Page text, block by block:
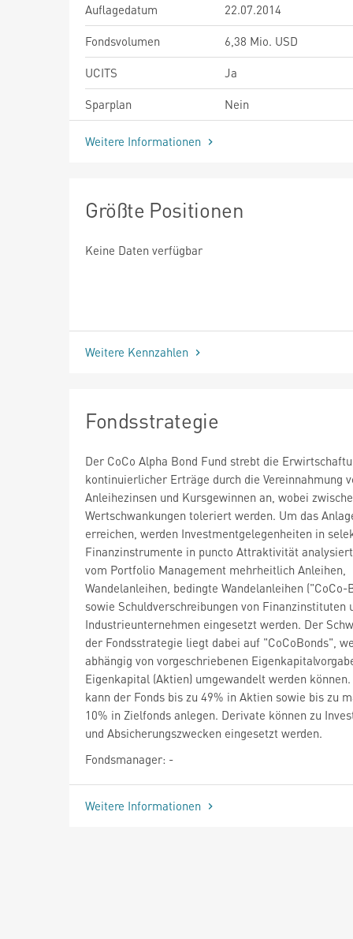
Auflagedatum
22.07.2014
Fondsvolumen
6,38 Mio. USD
UCITS
Ja
Sparplan
Nein
Weitere Informationen
Größte Positionen
Keine Daten verfügbar
Weitere Kennzahlen
Fondsstrategie
Der CoCo Alpha Bond Fund strebt die
kontinuierlicher Erträge durch die Vereinnahmung
Anleihezinsen und Kursgewinnen an, wobei
Wertschwankungen toleriert werden. Um das
erreichen, werden Investmentgelegenheiten in
Finanzinstrumente in puncto Attraktivität
vom Portfolio Management mehrheitlich Anleihen,
Wandelanleihen, bedingte Wandelanleihen ("CoCo-
sowie Schuldverschreibungen von Finanzinstituten
Industrieunternehmen eingesetzt werden. Der
der Fondsstrategie liegt dabei auf "CoCoBonds",
abhängig von vorgeschriebenen
Eigenkapital (Aktien) umgewandelt werden können.
kann der Fonds bis zu 49% in Aktien sowie bis zu
10% in Zielfonds anlegen. Derivate können zu
und Absicherungszwecken eingesetzt werden.
Fondsmanager: -
Weitere Informationen